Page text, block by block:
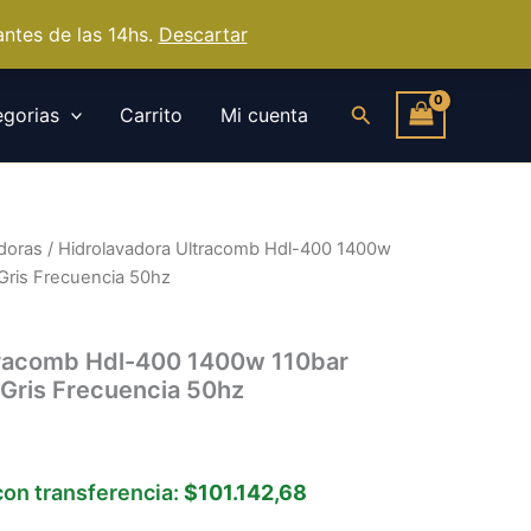
de las 14hs. Descartar
Carrito Mi cuenta Buscar
/ Hidrolavadora Ultracomb Hdl-400 1400w
Frecuencia 50hz
Hdl-400 1400w 110bar
Frecuencia 50hz
transferencia: $101.142,68